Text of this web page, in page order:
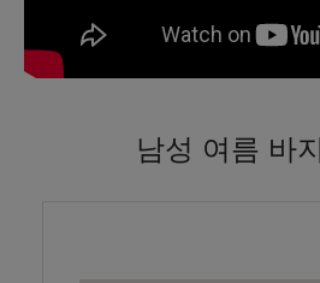
남성 여름 바